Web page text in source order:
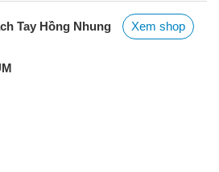
Tay Hồng Nhung
Xem shop